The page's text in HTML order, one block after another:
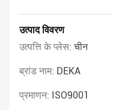
उत्पाद विवरण
उत्पत्ति के प्लेस:चीन
ब्रांड नाम: DEKA
प्रमाणन: ISO9001